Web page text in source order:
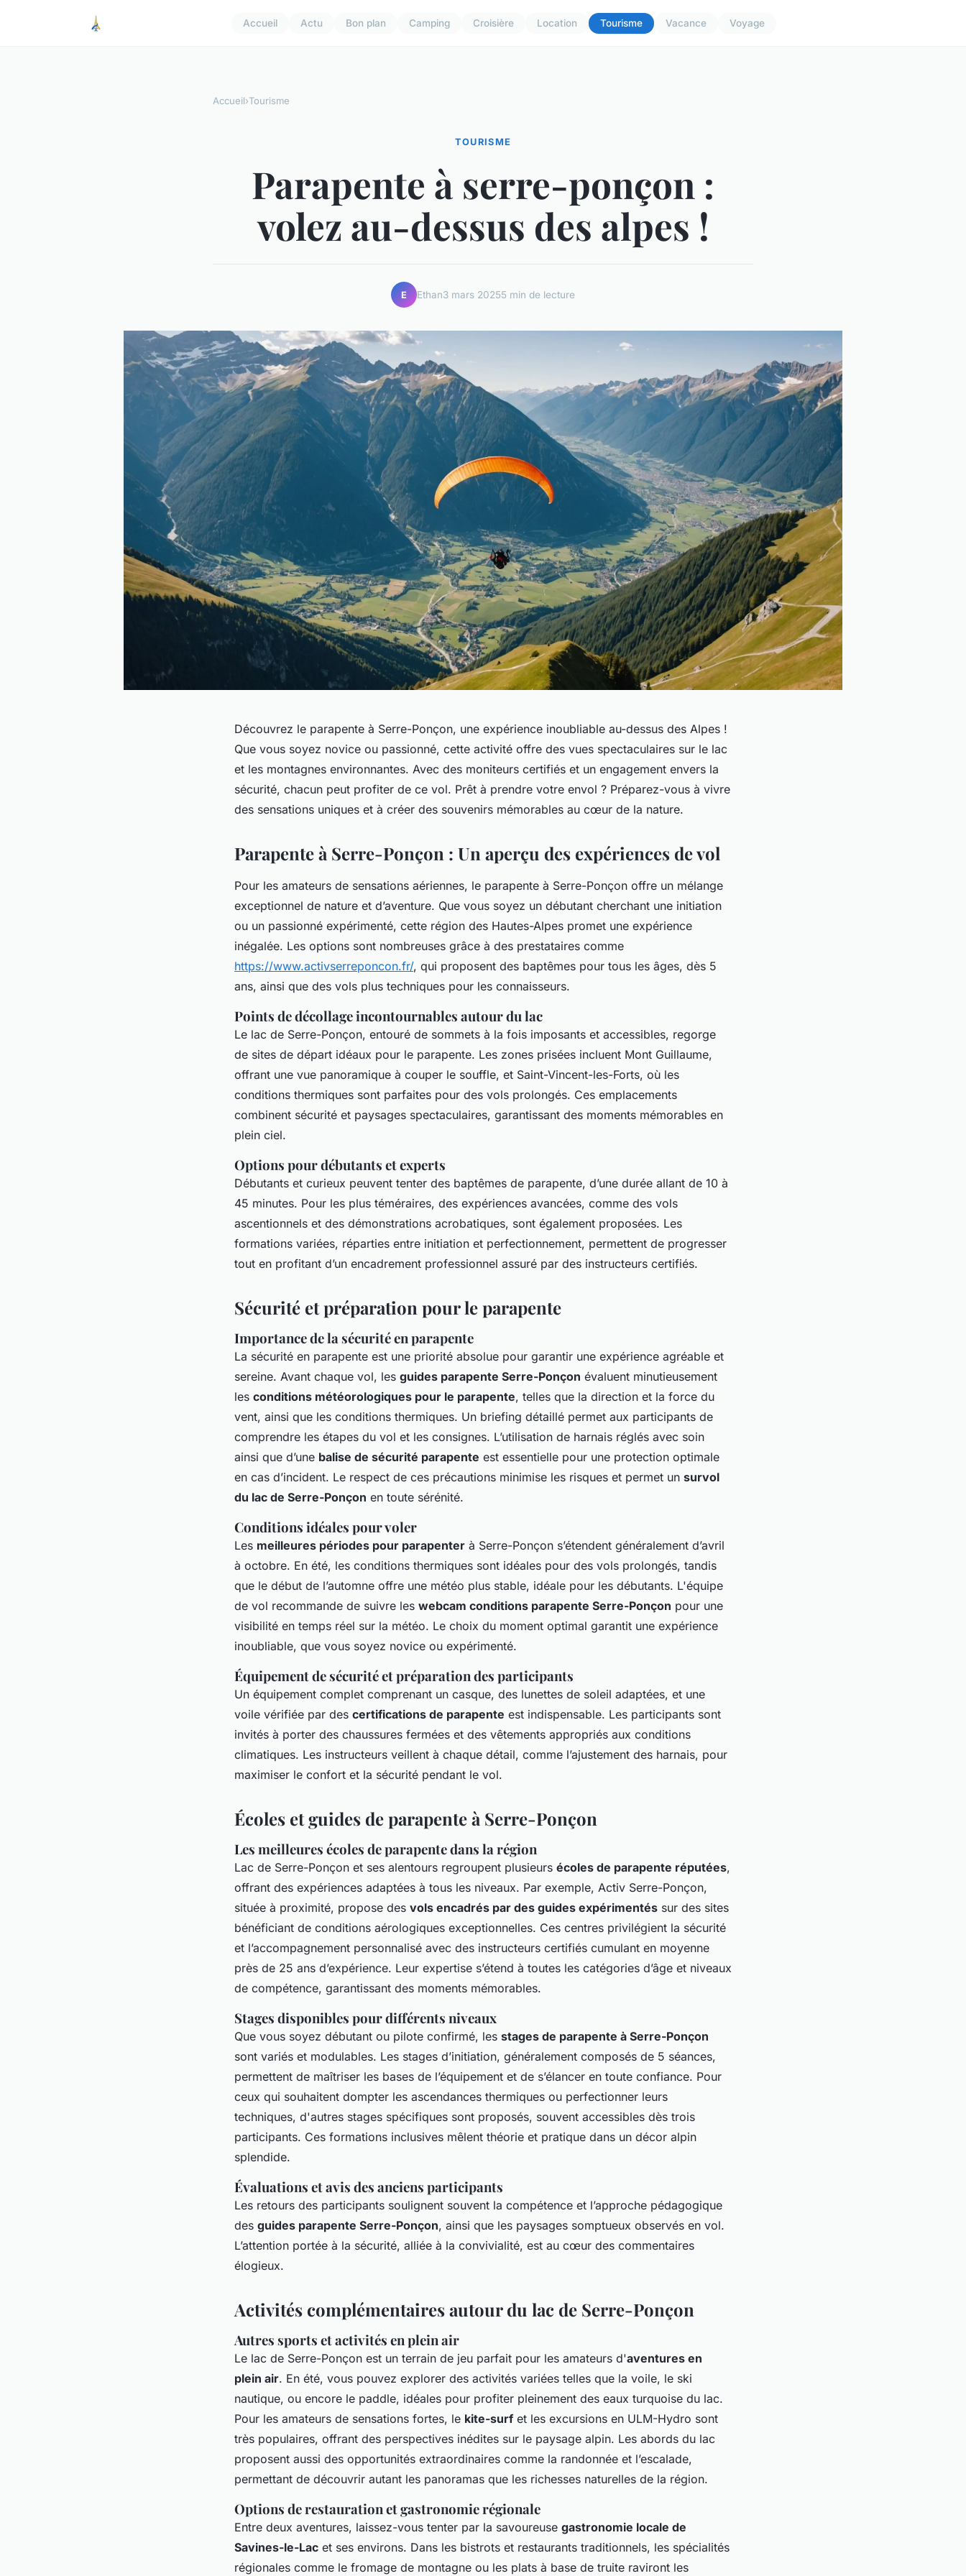
Accueil Actu Bon plan Camping Croisière Location Tourisme Vacance Voyage
Accueil›Tourisme
TOURISME
Parapente à serre-ponçon :
volez au-dessus des alpes !
E Ethan3 mars 20255 min de lecture
Découvrez le parapente à Serre-Ponçon, une expérience inoubliable au-dessus des Alpes !
Que vous soyez novice ou passionné, cette activité offre des vues spectaculaires sur le lac
et les montagnes environnantes. Avec des moniteurs certifiés et un engagement envers la
sécurité, chacun peut profiter de ce vol. Prêt à prendre votre envol ? Préparez-vous à vivre
des sensations uniques et à créer des souvenirs mémorables au cœur de la nature.
Parapente à Serre-Ponçon : Un aperçu des expériences de vol
Pour les amateurs de sensations aériennes, le parapente à Serre-Ponçon offre un mélange
exceptionnel de nature et d’aventure. Que vous soyez un débutant cherchant une initiation
ou un passionné expérimenté, cette région des Hautes-Alpes promet une expérience
inégalée. Les options sont nombreuses grâce à des prestataires comme
https://www.activserreponcon.fr/, qui proposent des baptêmes pour tous les âges, dès 5
ans, ainsi que des vols plus techniques pour les connaisseurs.
Points de décollage incontournables autour du lac
Le lac de Serre-Ponçon, entouré de sommets à la fois imposants et accessibles, regorge
de sites de départ idéaux pour le parapente. Les zones prisées incluent Mont Guillaume,
offrant une vue panoramique à couper le souffle, et Saint-Vincent-les-Forts, où les
conditions thermiques sont parfaites pour des vols prolongés. Ces emplacements
combinent sécurité et paysages spectaculaires, garantissant des moments mémorables en
plein ciel.
Options pour débutants et experts
Débutants et curieux peuvent tenter des baptêmes de parapente, d’une durée allant de 10 à
45 minutes. Pour les plus téméraires, des expériences avancées, comme des vols
ascentionnels et des démonstrations acrobatiques, sont également proposées. Les
formations variées, réparties entre initiation et perfectionnement, permettent de progresser
tout en profitant d’un encadrement professionnel assuré par des instructeurs certifiés.
Sécurité et préparation pour le parapente
Importance de la sécurité en parapente
La sécurité en parapente est une priorité absolue pour garantir une expérience agréable et
sereine. Avant chaque vol, les guides parapente Serre-Ponçon évaluent minutieusement
les conditions météorologiques pour le parapente, telles que la direction et la force du
vent, ainsi que les conditions thermiques. Un briefing détaillé permet aux participants de
comprendre les étapes du vol et les consignes. L’utilisation de harnais réglés avec soin
ainsi que d’une balise de sécurité parapente est essentielle pour une protection optimale
en cas d’incident. Le respect de ces précautions minimise les risques et permet un survol
du lac de Serre-Ponçon en toute sérénité.
Conditions idéales pour voler
Les meilleures périodes pour parapenter à Serre-Ponçon s’étendent généralement d’avril
à octobre. En été, les conditions thermiques sont idéales pour des vols prolongés, tandis
que le début de l’automne offre une météo plus stable, idéale pour les débutants. L'équipe
de vol recommande de suivre les webcam conditions parapente Serre-Ponçon pour une
visibilité en temps réel sur la météo. Le choix du moment optimal garantit une expérience
inoubliable, que vous soyez novice ou expérimenté.
Équipement de sécurité et préparation des participants
Un équipement complet comprenant un casque, des lunettes de soleil adaptées, et une
voile vérifiée par des certifications de parapente est indispensable. Les participants sont
invités à porter des chaussures fermées et des vêtements appropriés aux conditions
climatiques. Les instructeurs veillent à chaque détail, comme l’ajustement des harnais, pour
maximiser le confort et la sécurité pendant le vol.
Écoles et guides de parapente à Serre-Ponçon
Les meilleures écoles de parapente dans la région
Lac de Serre-Ponçon et ses alentours regroupent plusieurs écoles de parapente réputées,
offrant des expériences adaptées à tous les niveaux. Par exemple, Activ Serre-Ponçon,
située à proximité, propose des vols encadrés par des guides expérimentés sur des sites
bénéficiant de conditions aérologiques exceptionnelles. Ces centres privilégient la sécurité
et l’accompagnement personnalisé avec des instructeurs certifiés cumulant en moyenne
près de 25 ans d’expérience. Leur expertise s’étend à toutes les catégories d’âge et niveaux
de compétence, garantissant des moments mémorables.
Stages disponibles pour différents niveaux
Que vous soyez débutant ou pilote confirmé, les stages de parapente à Serre-Ponçon
sont variés et modulables. Les stages d’initiation, généralement composés de 5 séances,
permettent de maîtriser les bases de l’équipement et de s’élancer en toute confiance. Pour
ceux qui souhaitent dompter les ascendances thermiques ou perfectionner leurs
techniques, d'autres stages spécifiques sont proposés, souvent accessibles dès trois
participants. Ces formations inclusives mêlent théorie et pratique dans un décor alpin
splendide.
Évaluations et avis des anciens participants
Les retours des participants soulignent souvent la compétence et l’approche pédagogique
des guides parapente Serre-Ponçon, ainsi que les paysages somptueux observés en vol.
L’attention portée à la sécurité, alliée à la convivialité, est au cœur des commentaires
élogieux.
Activités complémentaires autour du lac de Serre-Ponçon
Autres sports et activités en plein air
Le lac de Serre-Ponçon est un terrain de jeu parfait pour les amateurs d'aventures en
plein air. En été, vous pouvez explorer des activités variées telles que la voile, le ski
nautique, ou encore le paddle, idéales pour profiter pleinement des eaux turquoise du lac.
Pour les amateurs de sensations fortes, le kite-surf et les excursions en ULM-Hydro sont
très populaires, offrant des perspectives inédites sur le paysage alpin. Les abords du lac
proposent aussi des opportunités extraordinaires comme la randonnée et l’escalade,
permettant de découvrir autant les panoramas que les richesses naturelles de la région.
Options de restauration et gastronomie régionale
Entre deux aventures, laissez-vous tenter par la savoureuse gastronomie locale de
Savines-le-Lac et ses environs. Dans les bistrots et restaurants traditionnels, les spécialités
régionales comme le fromage de montagne ou les plats à base de truite raviront les